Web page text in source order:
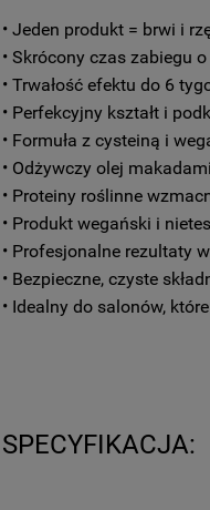
• Jeden produkt = brwi i
• Skrócony czas zabiegu o
• Trwałość efektu do 6
• Perfekcyjny kształt i
• Formuła z cysteiną i
• Odżywczy olej
• Proteiny roślinne
• Produkt wegański i
• Profesjonalne rezultaty
• Bezpieczne, czyste
• Idealny do salonów,
SPECYFIKACJA: